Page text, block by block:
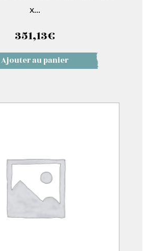
x...
351,13€
Ajouter au panier